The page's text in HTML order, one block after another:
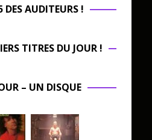
DES AUDITEURS !
TITRES DU JOUR !
– UN DISQUE